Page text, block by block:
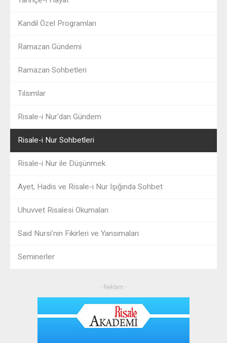
Kandil Özel Programları
Ramazan Gündemi
Ramazan Sohbetleri
Tılsımlar
Risale-i Nur'dan Gündem
Risale-i Nur Sohbetleri
Risale-i Nur ile Düşünmek
Ayet, Hadis ve Risale-i Nur Işığında Sohbet
Uhuvvet Risalesi Okumaları
Said Nursi'nin Fikirleri ve Yansımaları
Seminerler
- Reklam -